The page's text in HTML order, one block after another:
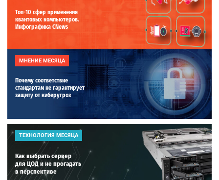
Топ-10 сфер применения
квантовых компьютеров.
Инфографика CNews
МНЕНИЕ МЕСЯЦА
Почему соответствие
стандартам не гарантирует
защиту от киберугроз
ТЕХНОЛОГИЯ МЕСЯЦА
Как выбрать сервер
для ЦОД и не прогадать
в перспективе